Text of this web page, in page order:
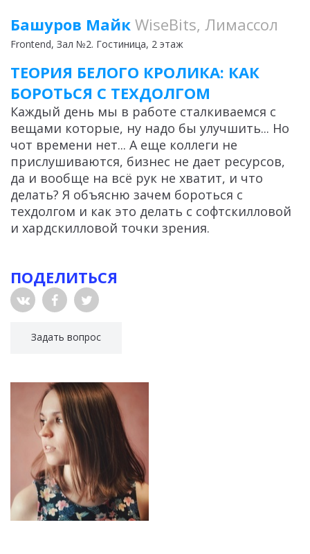
Башуров Майк WiseBits, Лимассол
Frontend, Зал №2. Гостиница, 2 этаж
ТЕОРИЯ БЕЛОГО КРОЛИКА: КАК
БОРОТЬСЯ С ТЕХДОЛГОМ
Каждый день мы в работе сталкиваемся с
вещами которые, ну надо бы улучшить... Но
чот времени нет... А еще коллеги не
прислушиваются, бизнес не дает ресурсов,
да и вообще на всё рук не хватит, и что
делать? Я объясню зачем бороться с
техдолгом и как это делать с софтскилловой
и хардскилловой точки зрения.
ПОДЕЛИТЬСЯ
Задать вопрос